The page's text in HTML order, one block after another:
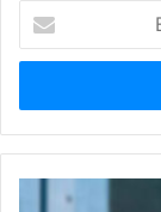
Posta
adresinizi